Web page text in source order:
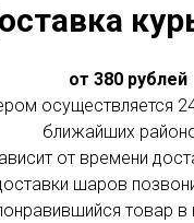
от 380 рублей
осуществляется
ближайших
от времени
шаров
товар в